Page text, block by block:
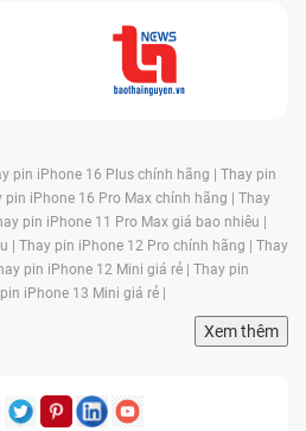
pin iPhone 16 Plus chính hãng | Thay pin
pin iPhone 16 Pro Max chính hãng | Thay
pin iPhone 11 Pro Max giá bao nhiêu |
| Thay pin iPhone 12 Pro chính hãng | Thay
pin iPhone 12 Mini giá rẻ | Thay pin
iPhone 13 Mini giá rẻ |
Xem thêm